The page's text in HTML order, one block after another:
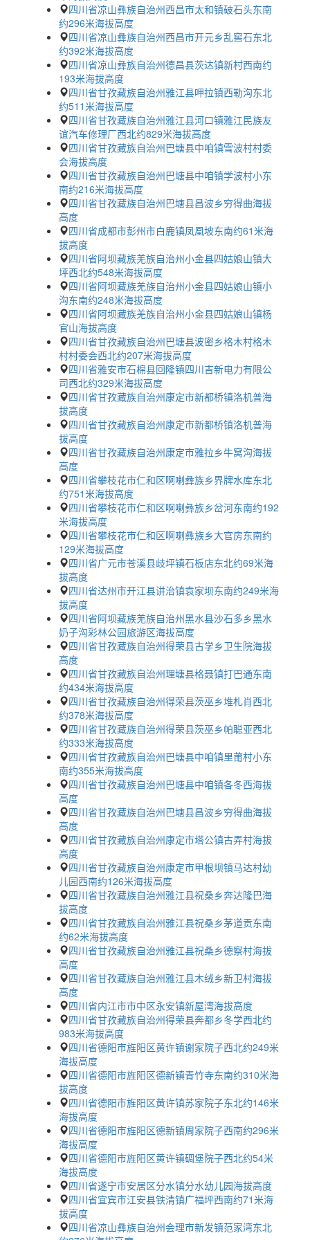
四川省凉山彝族自治州西昌市太和镇破石头东南
约296米海拔高度
四川省凉山彝族自治州西昌市开元乡乱窖石东北
约392米海拔高度
四川省凉山彝族自治州德昌县茨达镇新村西南约
193米海拔高度
四川省甘孜藏族自治州雅江县呷拉镇西勒沟东北
约511米海拔高度
四川省甘孜藏族自治州雅江县河口镇雅江民族友
谊汽车修理厂西北约829米海拔高度
四川省甘孜藏族自治州巴塘县中咱镇雪波村村委
会海拔高度
四川省甘孜藏族自治州巴塘县中咱镇学波村小东
南约216米海拔高度
四川省甘孜藏族自治州巴塘县昌波乡穷得曲海拔
高度
四川省成都市彭州市白鹿镇凤凰坡东南约61米海
拔高度
四川省阿坝藏族羌族自治州小金县四姑娘山镇大
坪西北约548米海拔高度
四川省阿坝藏族羌族自治州小金县四姑娘山镇小
沟东南约248米海拔高度
四川省阿坝藏族羌族自治州小金县四姑娘山镇杨
官山海拔高度
四川省甘孜藏族自治州巴塘县波密乡格木村格木
村村委会西北约207米海拔高度
四川省雅安市石棉县回隆镇四川吉新电力有限公
司西北约329米海拔高度
四川省甘孜藏族自治州康定市新都桥镇洛机普海
拔高度
四川省甘孜藏族自治州康定市新都桥镇洛机普海
拔高度
四川省甘孜藏族自治州康定市雅拉乡牛窝沟海拔
高度
四川省攀枝花市仁和区啊喇彝族乡界牌水库东北
约751米海拔高度
四川省攀枝花市仁和区啊喇彝族乡岔河东南约192
米海拔高度
四川省攀枝花市仁和区啊喇彝族乡大官房东南约
129米海拔高度
四川省广元市苍溪县歧坪镇石板店东北约69米海
拔高度
四川省达州市开江县讲治镇袁家坝东南约249米海
拔高度
四川省阿坝藏族羌族自治州黑水县沙石多乡黑水
奶子沟彩林公园旅游区海拔高度
四川省甘孜藏族自治州得荣县古学乡卫生院海拔
高度
四川省甘孜藏族自治州理塘县格聂镇打巴通东南
约434米海拔高度
四川省甘孜藏族自治州得荣县茨巫乡堆札肖西北
约378米海拔高度
四川省甘孜藏族自治州得荣县茨巫乡帕聪亚西北
约333米海拔高度
四川省甘孜藏族自治州巴塘县中咱镇里莆村小东
南约355米海拔高度
四川省甘孜藏族自治州巴塘县中咱镇各冬西海拔
高度
四川省甘孜藏族自治州巴塘县昌波乡穷得曲海拔
高度
四川省甘孜藏族自治州康定市塔公镇古弄村海拔
高度
四川省甘孜藏族自治州康定市甲根坝镇马达村幼
儿园西南约126米海拔高度
四川省甘孜藏族自治州雅江县祝桑乡奔达隆巴海
拔高度
四川省甘孜藏族自治州雅江县祝桑乡茅道贡东南
约62米海拔高度
四川省甘孜藏族自治州雅江县祝桑乡德察村海拔
高度
四川省甘孜藏族自治州雅江县木绒乡新卫村海拔
高度
四川省内江市市中区永安镇新屋湾海拔高度
四川省甘孜藏族自治州得荣县奔都乡冬学西北约
983米海拔高度
四川省德阳市旌阳区黄许镇谢家院子西北约249米
海拔高度
四川省德阳市旌阳区德新镇青竹寺东南约310米海
拔高度
四川省德阳市旌阳区黄许镇苏家院子东北约146米
海拔高度
四川省德阳市旌阳区德新镇周家院子西南约296米
海拔高度
四川省德阳市旌阳区黄许镇碉堡院子西北约54米
海拔高度
四川省遂宁市安居区分水镇分水幼儿园海拔高度
四川省宜宾市江安县铁清镇广福坪西南约71米海
拔高度
四川省凉山彝族自治州会理市新发镇范家湾东北